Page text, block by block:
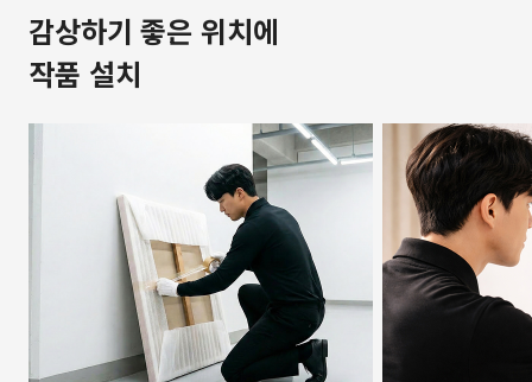
감상하기 좋은 위치에
작품 설치